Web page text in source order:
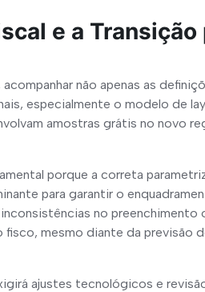
e a Transição
não apenas as
especialmente o modelo de
amostras grátis no novo
porque a correta
para garantir o
no preenchimento
mesmo diante da previsão
ajustes tecnológicos e